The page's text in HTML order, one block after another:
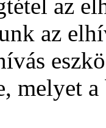
az
az
melyet